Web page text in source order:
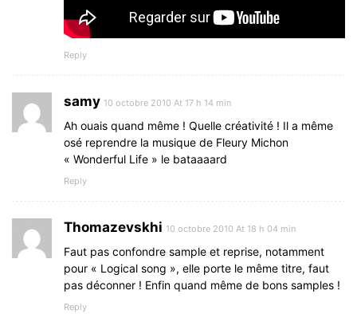
Reply
samy 10 octobre 2010 At 17 h 14 min
Ah ouais quand même ! Quelle créativité ! Il a même
osé reprendre la musique de Fleury Michon
« Wonderful Life » le bataaaard
Reply
Thomazevskhi 10 octobre 2010 At 18 h 04 min
Faut pas confondre sample et reprise, notamment
pour « Logical song », elle porte le même titre, faut
pas déconner ! Enfin quand même de bons samples !
Reply